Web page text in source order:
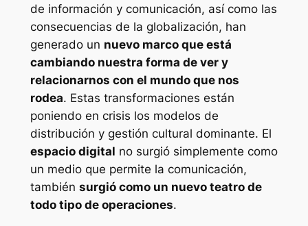
de información y comunicación, así como las
consecuencias de la globalización, han
generado un nuevo marco que está
cambiando nuestra forma de ver y
relacionarnos con el mundo que nos
rodea. Estas transformaciones están
poniendo en crisis los modelos de
distribución y gestión cultural dominante. El
espacio digital no surgió simplemente como
un medio que permite la comunicación,
también surgió como un nuevo teatro de
todo tipo de operaciones.